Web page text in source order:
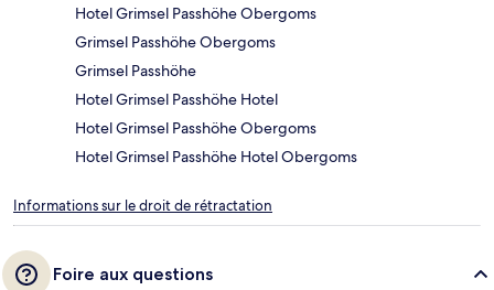
Hotel Grimsel Passhöhe Obergoms
Grimsel Passhöhe Obergoms
Grimsel Passhöhe
Hotel Grimsel Passhöhe Hotel
Hotel Grimsel Passhöhe Obergoms
Hotel Grimsel Passhöhe Hotel Obergoms
Informations sur le droit de rétractation
Foire aux questions